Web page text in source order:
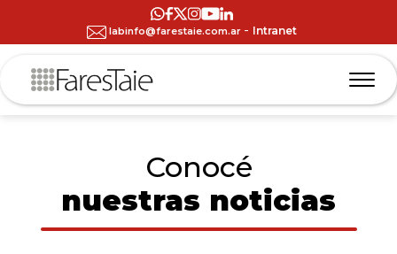
labinfo@farestaie.com.ar - Intranet
Conocé
nuestras noticias